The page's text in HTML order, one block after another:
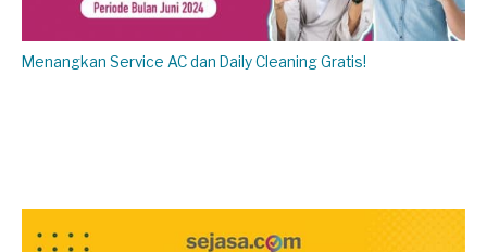
Menangkan Service AC dan Daily Cleaning Gratis!